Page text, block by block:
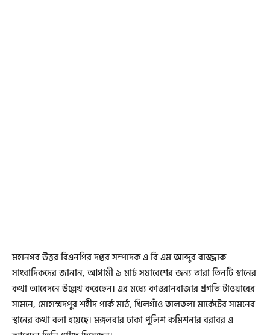
মহানগর উত্তর বিএনপির দপ্তর সম্পাদক এ বি এম আব্দুর রাজ্জাক
সাংবাদিকদের জানান, আগামী ৯ মার্চ সমাবেশের জন্য তারা তিনটি স্থানের
কথা আবেদনে উল্লেখ করেছেন। এর মধ্যে কাওরানবাজার প্রগতি টাওয়ারের
সামনে, মোহাম্মদপুর শহীদ পার্ক মাঠ, খিলগাঁও তালতলা মার্কেটের সামনের
স্থানের কথা বলা হয়েছে। মঙ্গলবার ঢাকা পুলিশ কমিশনার বরাবর এ